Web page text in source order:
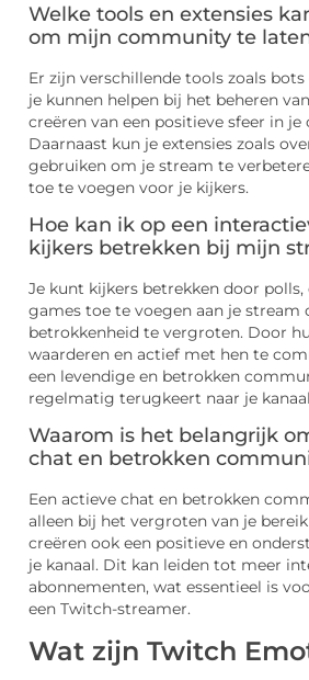
Welke tools en extensies
om mijn community te
Er zijn verschillende tools zoals
je kunnen helpen bij het beheren
creëren van een positieve sfeer in
Daarnaast kun je extensies zoals
gebruiken om je stream te
toe te voegen voor je kijkers.
Hoe kan ik op een
kijkers betrekken bij mijn
Je kunt kijkers betrekken door polls,
games toe te voegen aan je stream
betrokkenheid te vergroten. Door
waarderen en actief met hen te
een levendige en betrokken
regelmatig terugkeert naar je
Waarom is het belangrijk
chat en betrokken
Een actieve chat en betrokken
alleen bij het vergroten van je
creëren ook een positieve en
je kanaal. Dit kan leiden tot meer
abonnementen, wat essentieel is
een Twitch-streamer.
Wat zijn Twitch